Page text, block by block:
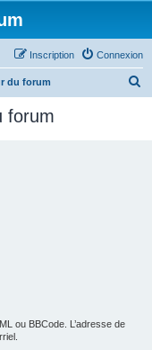
Connexion
Inscription
du forum
forum
ou BBCode. L’adresse de